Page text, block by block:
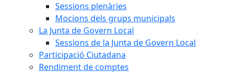
Sessions plenàries
Mocions dels grups municipals
La Junta de Govern Local
Sessions de la Junta de Govern Local
Participació Ciutadana
Rendiment de comptes